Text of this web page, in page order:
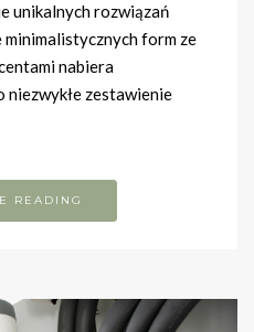
unikalnych rozwiązań
form ze
nabiera
niezwykłe zestawienie
READING